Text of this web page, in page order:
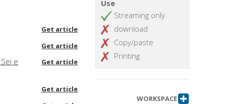
Get article
Get article
e
Get article
Get article
Use
Streaming only
download
Copy/paste
Printing
WORKSPACE